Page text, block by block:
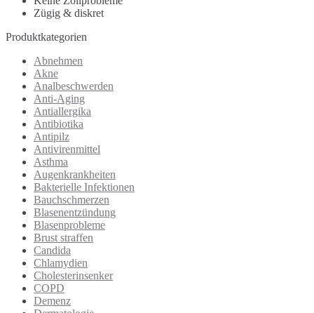
Zügig & diskret
Produktkategorien
Abnehmen
Akne
Analbeschwerden
Anti-Aging
Antiallergika
Antibiotika
Antipilz
Antivirenmittel
Asthma
Augenkrankheiten
Bakterielle Infektionen
Bauchschmerzen
Blasenentzündung
Blasenprobleme
Brust straffen
Candida
Chlamydien
Cholesterinsenker
COPD
Demenz